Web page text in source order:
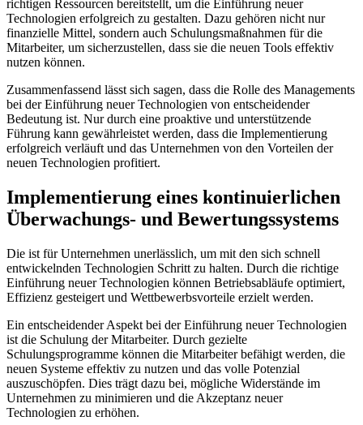
richtigen Ressourcen bereitstellt, ⁤um die Einführung neuer⁢
Technologien erfolgreich zu gestalten. Dazu gehören nicht nur
finanzielle Mittel, ⁤sondern auch Schulungsmaßnahmen ‌für die
Mitarbeiter,‌ um sicherzustellen, dass⁣ sie die neuen Tools effektiv
nutzen können.
Zusammenfassend lässt sich sagen, dass die Rolle des Managements⁤
bei der Einführung neuer Technologien von entscheidender
Bedeutung ist.‍ Nur durch eine proaktive und‌ unterstützende
Führung kann​ gewährleistet‌ werden, dass die Implementierung
erfolgreich verläuft und das Unternehmen von ‍den Vorteilen der
neuen Technologien profitiert.
Implementierung eines kontinuierlichen
Überwachungs- und ​Bewertungssystems
Die⁤ ist für⁣ Unternehmen unerlässlich, um mit‍ den ⁢sich schnell
‍entwickelnden Technologien Schritt zu halten. ‍Durch die richtige
Einführung neuer Technologien können Betriebsabläufe optimiert,
⁤Effizienz gesteigert und Wettbewerbsvorteile erzielt⁤ werden.
Ein entscheidender ⁤Aspekt⁢ bei‍ der Einführung neuer Technologien
ist die Schulung der ​Mitarbeiter. Durch​ gezielte
Schulungsprogramme können die Mitarbeiter befähigt werden, die
neuen Systeme effektiv zu nutzen ‍und das volle Potenzial
auszuschöpfen. Dies trägt dazu bei, mögliche Widerstände im
‍Unternehmen zu minimieren​ und die Akzeptanz ⁣neuer
Technologien zu erhöhen.